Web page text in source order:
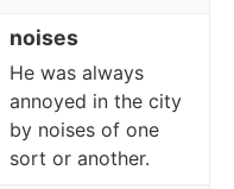
noises
He was always
annoyed in the city
by noises of one
sort or another.